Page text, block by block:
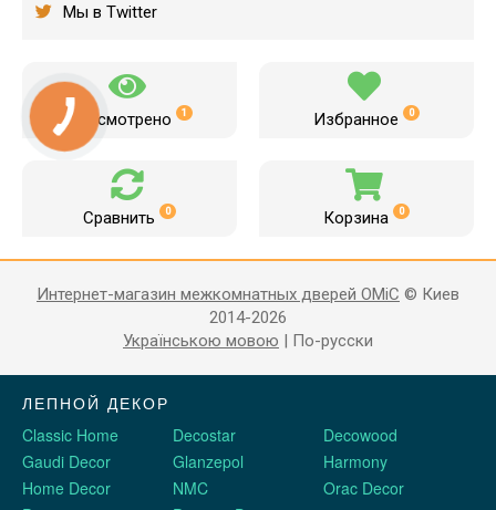
Мы в Twitter
Просмотрено 1 Избранное 0
Сравнить 0 Корзина 0
Интернет-магазин межкомнатных дверей OMiC © Киев
2014-2026
Українською мовою | По-русски
ЛЕПНОЙ ДЕКОР
Classic Home
Decostar
Decowood
Gaudi Decor
Glanzepol
Harmony
Home Decor
NMC
Orac Decor